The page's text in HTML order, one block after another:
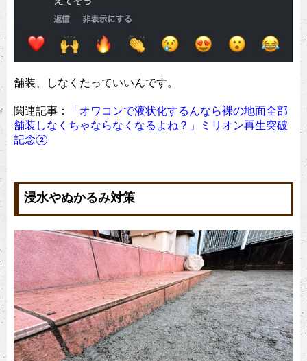
舗装、しなくたっていいんです。
関連記事：
「オワコンで液状化するんなら裸の地面全部
舗装しなくちゃならなくなるよね？」ミリオン再生突破
記念②
浸水やぬかるみ対策